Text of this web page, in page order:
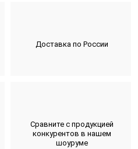
Доставка по России
Сравните с продукцией
конкурентов в нашем
шоуруме